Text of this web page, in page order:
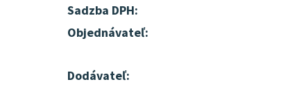
Sadzba DPH:
Objednávateľ:
Dodávateľ: